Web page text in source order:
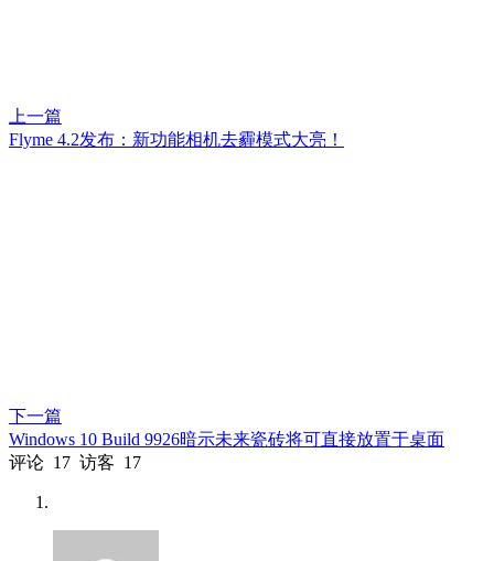
上一篇
Flyme 4.2发布：新功能相机去霾模式大亮！
下一篇
Windows 10 Build 9926暗示未来瓷砖将可直接放置于桌面
评论 17 访客 17